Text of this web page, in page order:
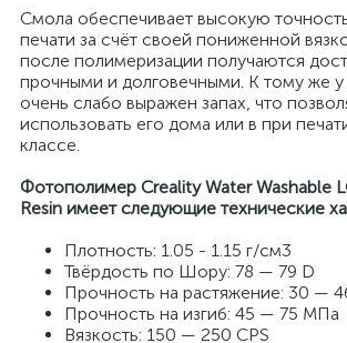
Смола обеспечивает высокую
печати за счёт своей пониженной
после полимеризации получаются
прочными и долговечными. К тому же
очень слабо выражен запах, что
использовать его дома или в при
классе.
Фотополимер Creality Water Washable
Resin имеет следующие технические
Плотность: 1.05 - 1.15 г/см3
Твёрдость по Шору: 78 — 79 D
Прочность на растяжение: 30 —
Прочность на изгиб: 45 — 75 МПа
Вязкость: 150 — 250 CPS